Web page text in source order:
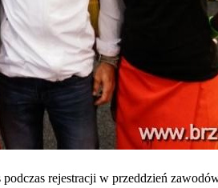
rejestracji w przeddzień